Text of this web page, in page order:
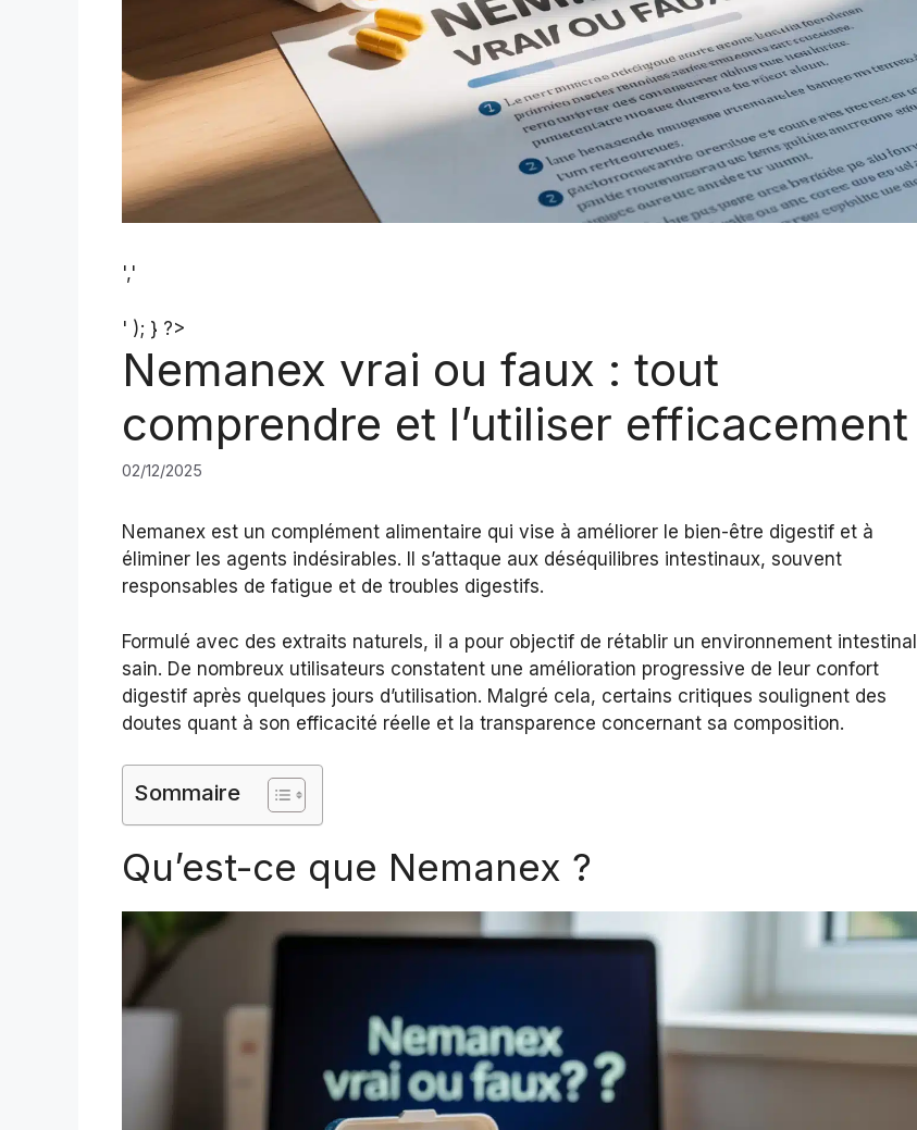
','
' ); } ?>
Nemanex vrai ou faux : tout
comprendre et l’utiliser efficacement
02/12/2025
Nemanex est un complément alimentaire qui vise à améliorer le bien-être digestif et à
éliminer les agents indésirables. Il s’attaque aux déséquilibres intestinaux, souvent
responsables de fatigue et de troubles digestifs.
Formulé avec des extraits naturels, il a pour objectif de rétablir un environnement intestinal
sain. De nombreux utilisateurs constatent une amélioration progressive de leur confort
digestif après quelques jours d’utilisation. Malgré cela, certains critiques soulignent des
doutes quant à son efficacité réelle et la transparence concernant sa composition.
Sommaire
Qu’est-ce que Nemanex ?